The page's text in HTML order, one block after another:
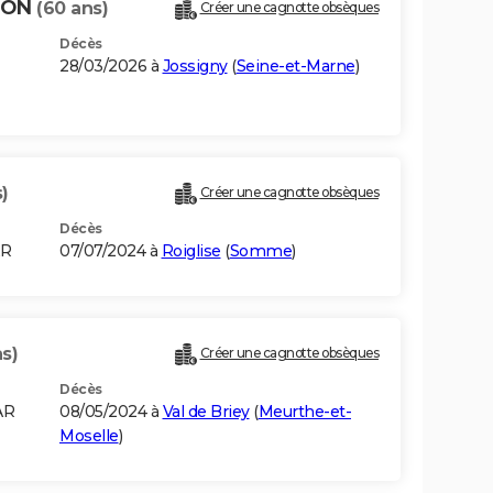
(60 ans) Créer une cagnotte obsèques
Décès
28/03/2026 à Jossigny(Seine-et-Marne)
Créer une cagnotte obsèques
Décès
07/07/2024 à Roiglise (Somme)
Créer une cagnotte obsèques
Décès
08/05/2024 à Val de Briey(Meurthe-et-
Moselle)